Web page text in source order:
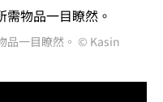
品一目瞭然。 © Kasin